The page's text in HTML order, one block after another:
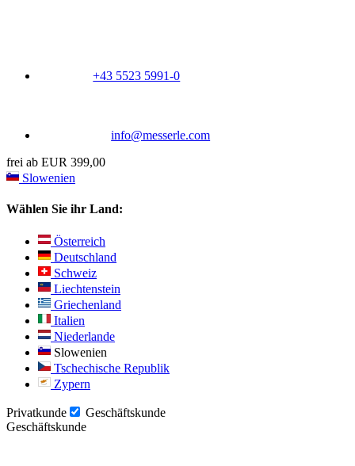
+43 5523 5991-0
info@messerle.com
frei ab EUR 399,00
Slowenien
Wählen Sie ihr Land:
Österreich
Deutschland
Schweiz
Liechtenstein
Griechenland
Italien
Niederlande
Slowenien
Tschechische Republik
Zypern
Privatkunde
Geschäftskunde
Geschäftskunde